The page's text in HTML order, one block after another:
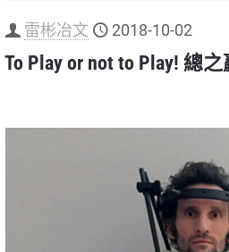
雷彬冶文 2018-10-02
To Play or not to Play! 總